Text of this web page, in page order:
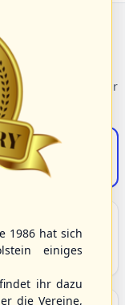
einen Einstieg für
Softball
1986 hat sich
einiges
findet ihr dazu
die Vereine,